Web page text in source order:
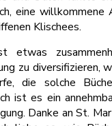
eine willkommene
Klischees.
etwas
zu diversifizieren,
die solche
ist es ein
Danke an St.